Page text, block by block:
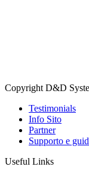
Copyright D&D
Testimonials
Info Sito
Partner
Supporto e
Useful Links